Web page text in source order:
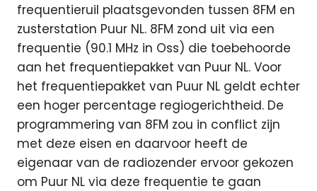
frequentieruil plaatsgevonden tussen 8FM en
zusterstation Puur NL. 8FM zond uit via een
frequentie (90.1 MHz in Oss) die toebehoorde
aan het frequentiepakket van Puur NL. Voor
het frequentiepakket van Puur NL geldt echter
een hoger percentage regiogerichtheid. De
programmering van 8FM zou in conflict zijn
met deze eisen en daarvoor heeft de
eigenaar van de radiozender ervoor gekozen
om Puur NL via deze frequentie te gaan